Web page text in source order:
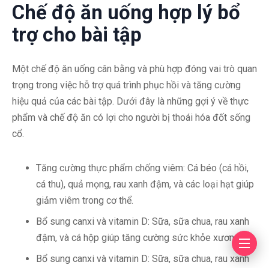
Chế độ ăn uống hợp lý bổ
trợ cho bài tập
Một chế độ ăn uống cân bằng và phù hợp đóng vai trò quan
trọng trong việc hỗ trợ quá trình phục hồi và tăng cường
hiệu quả của các bài tập. Dưới đây là những gợi ý về thực
phẩm và chế độ ăn có lợi cho người bị thoái hóa đốt sống
cổ.
Tăng cường thực phẩm chống viêm: Cá béo (cá hồi,
cá thu), quả mọng, rau xanh đậm, và các loại hạt giúp
giảm viêm trong cơ thể.
Bổ sung canxi và vitamin D: Sữa, sữa chua, rau xanh
đậm, và cá hộp giúp tăng cường sức khỏe xương
Bổ sung canxi và vitamin D: Sữa, sữa chua, rau xanh